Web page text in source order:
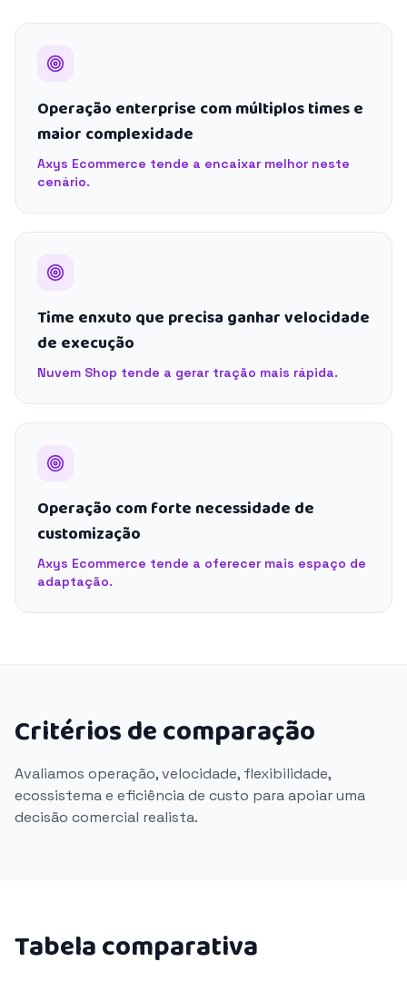
Operação enterprise com múltiplos times e
maior complexidade
Axys Ecommerce tende a encaixar melhor neste
cenário.
Time enxuto que precisa ganhar velocidade
de execução
Nuvem Shop tende a gerar tração mais rápida.
Operação com forte necessidade de
customização
Axys Ecommerce tende a oferecer mais espaço de
adaptação.
Critérios de comparação
Avaliamos operação, velocidade, flexibilidade,
ecossistema e eficiência de custo para apoiar uma
decisão comercial realista.
Tabela comparativa